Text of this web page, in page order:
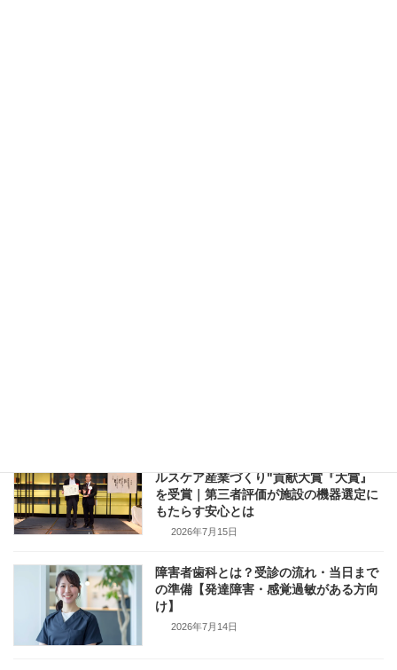
ルスケア産業づくり"貢献大賞『大賞』
を受賞｜第三者評価が施設の機器選定に
もたらす安心とは
2026年7月15日
障害者歯科とは？受診の流れ・当日まで
の準備【発達障害・感覚過敏がある方向
け】
2026年7月14日